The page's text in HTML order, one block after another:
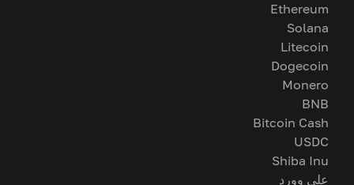
Ethereum
Solana
Litecoin
Dogecoin
Monero
BNB
Bitcoin Cash
USDC
Shiba Inu
على وورد